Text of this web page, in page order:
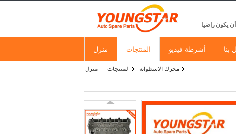
يكون راضيا
منزل المنتجات أشرطة فيديو بنا
منزل المنتجات محرك الاسطوانة